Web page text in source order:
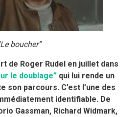
boucher”
de Roger Rudel en juillet dans
le doublage” qui lui rende un
son parcours. C’est l’une des
identifiable. De
Gassman, Richard Widmark,